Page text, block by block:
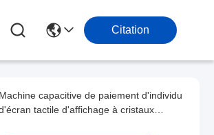
Citation
Machine capacitive de paiement d'individu
tactile d'affichage à cristaux